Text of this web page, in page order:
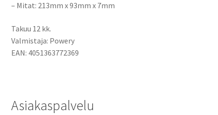
– Mitat: 213mm x 93mm x 7mm
Takuu 12 kk.
Valmistaja: Powery
EAN: 4051363772369
Asiakaspalvelu